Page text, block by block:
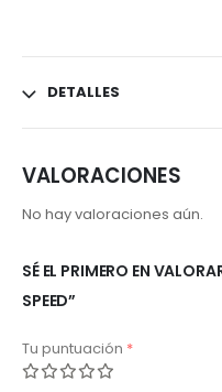
DETALLES
VALORACIONES
No hay valoraciones aún.
SÉ EL PRIMERO EN
SPEED”
Tu puntuación *